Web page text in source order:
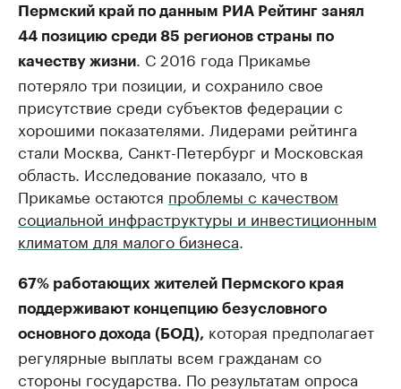
Пермский край по данным РИА Рейтинг занял
44 позицию среди 85 регионов страны по
качеству жизни
. С 2016 года Прикамье
потеряло три позиции, и сохранило свое
присутствие среди субъектов федерации с
хорошими показателями. Лидерами рейтинга
стали Москва, Санкт-Петербург и Московская
область. Исследование показало, что в
Прикамье остаются проблемы с качеством
социальной инфраструктуры и инвестиционным
климатом для малого бизнеса
67% работающих жителей Пермского края
поддерживают концепцию безусловного
основного дохода (БОД), которая предполагает
регулярные выплаты всем гражданам со
стороны государства. По результатам опроса